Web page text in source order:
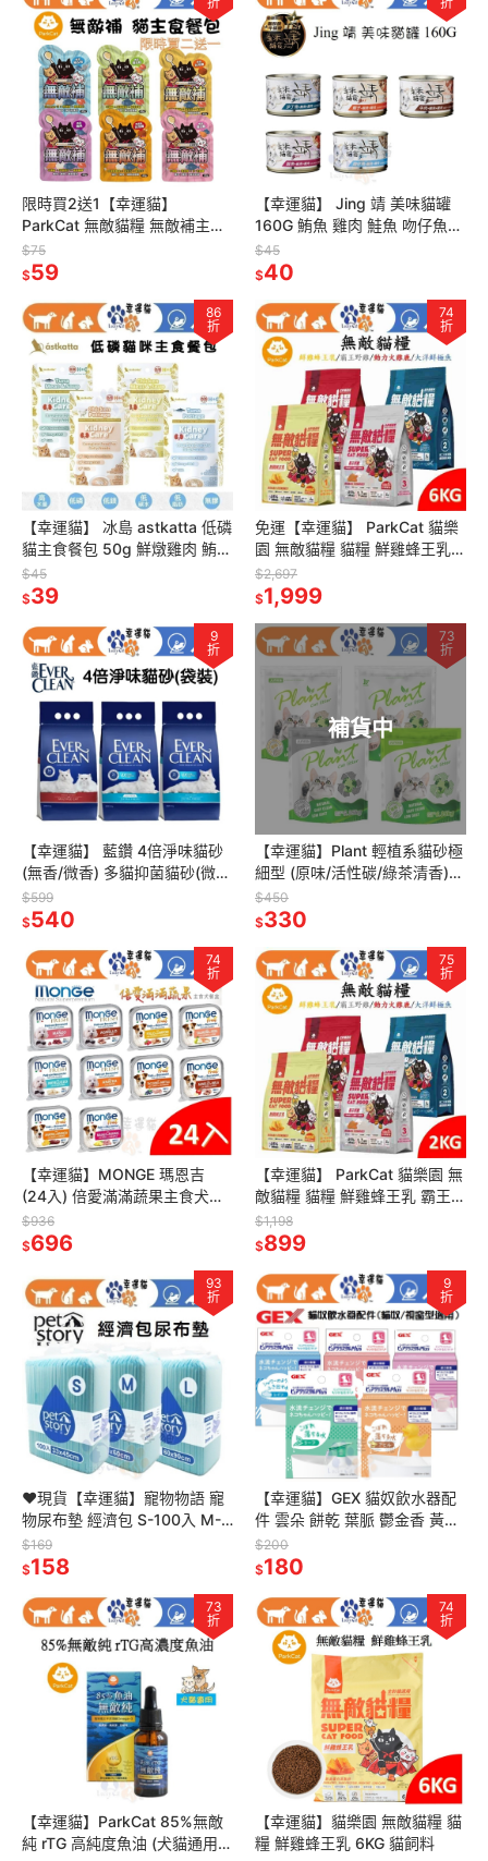
限時買2送1【幸運貓】
ParkCat 無敵貓糧 無敵補主食
餐包 肉泥 鮪魚 雞肉 鮭魚 鮪魚
貓樂園
$75
$59
【幸運貓】 Jing 靖 美味貓罐
160G 鮪魚 雞肉 鮭魚 吻仔魚
蝦子 沙丁魚 牛肉 貓罐頭
$45
$40
86
折
【幸運貓】 冰島 astkatta 低磷
貓主食餐包 50g 鮮燉雞肉 鮪魚
肉絲 肉泥 貓主食包 肉絲包 補
水餐包
$45
$39
74
折
免運【幸運貓】 ParkCat 貓樂
園 無敵貓糧 貓糧 鮮雞蜂王乳
霸王野雞 動力火雞鹿 大洋鮮極
魚 6KG 貓飼料
$2,697
$1,999
9
折
【幸運貓】 藍鑽 4倍淨味貓砂
(無香/微香) 多貓抑菌貓砂(微
香) 4.2KG 礦砂 貓礦砂 貓沙 藍
標 紅標
$599
$540
補貨中
73
折
【幸運貓】Plant 輕植系貓砂極
細型 (原味/活性碳/綠茶清香)
破碎型(原味) 6.35KG 貓砂 貓
沙
$450
$330
74
折
【幸運貓】MONGE 瑪恩吉
(24入) 倍愛滿滿蔬果主食犬餐
盒 羊/牛/蘋果/橘子/鮭魚梨子/
豬肉鳳梨/火雞
$936
$696
75
折
【幸運貓】 ParkCat 貓樂園 無
敵貓糧 貓糧 鮮雞蜂王乳 霸王野
雞 動力火雞鹿 大洋鮮極魚 2KG
貓飼料
$1,198
$899
93
折
❤現貨【幸運貓】寵物物語 寵
物尿布墊 經濟包 S-100入 M-
50入 L-25入 (犬貓通用)
$169
$158
9
折
【幸運貓】GEX 貓奴飲水器配
件 雲朵 餅乾 葉脈 鬱金香 黃色
小鴨 (貓奴/視窗型適用） 飲水
器配件
$200
$180
73
折
【幸運貓】ParkCat 85%無敵
純 rTG 高純度魚油 (犬貓通用)
74
折
【幸運貓】貓樂園 無敵貓糧 貓
糧 鮮雞蜂王乳 6KG 貓飼料